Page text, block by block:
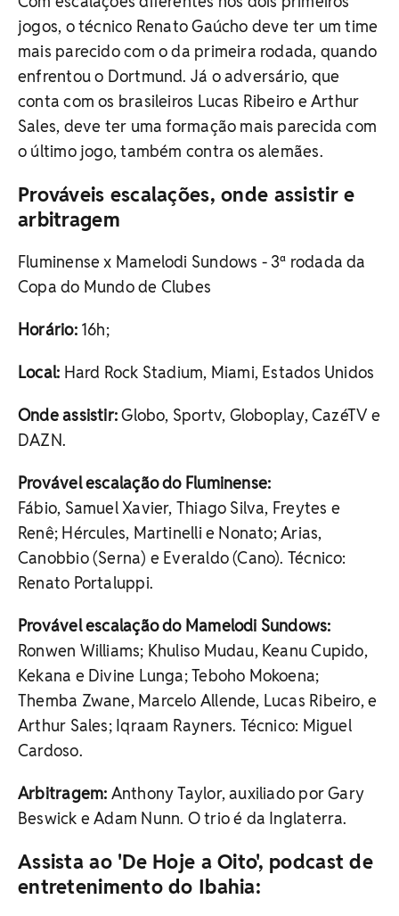
jogos, o técnico Renato Gaúcho deve ter um time
mais parecido com o da primeira rodada, quando
enfrentou o Dortmund. Já o adversário, que
conta com os brasileiros Lucas Ribeiro e Arthur
Sales, deve ter uma formação mais parecida com
o último jogo, também contra os alemães.
Prováveis escalações, onde assistir e
arbitragem
Fluminense x Mamelodi Sundows - 3ª rodada da
Copa do Mundo de Clubes
Horário:16h;
Local: Hard Rock Stadium, Miami, Estados Unidos
Onde assistir:Globo, Sportv, Globoplay, CazéTV e
DAZN.
Provável escalação do Fluminense:
Fábio, Samuel Xavier, Thiago Silva, Freytes e
Renê; Hércules, Martinelli e Nonato; Arias,
Canobbio (Serna) e Everaldo (Cano). Técnico:
Renato Portaluppi.
Provável escalação do Mamelodi Sundows:
Ronwen Williams; Khuliso Mudau, Keanu Cupido,
Kekana e Divine Lunga; Teboho Mokoena;
Themba Zwane, Marcelo Allende, Lucas Ribeiro, e
Arthur Sales; Iqraam Rayners. Técnico: Miguel
Cardoso.
Arbitragem: Anthony Taylor, auxiliado por Gary
Beswick e Adam Nunn. O trio é da Inglaterra.
Assista ao 'De Hoje a Oito', podcast de
entretenimento do Ibahia: